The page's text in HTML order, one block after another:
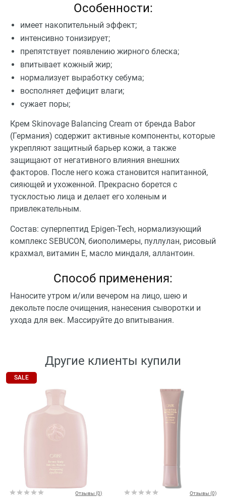
Особенности:
имеет накопительный эффект;
интенсивно тонизирует;
препятствует появлению жирного блеска;
впитывает кожный жир;
нормализует выработку себума;
восполняет дефицит влаги;
сужает поры;
Крем Skinovage Balancing Cream от бренда Babor
(Германия) содержит активные компоненты, которые
укрепляют защитный барьер кожи, а также
защищают от негативного влияния внешних
факторов. После него кожа становится напитанной,
сияющей и ухоженной. Прекрасно борется с
тусклостью лица и делает его холеным и
привлекательным.
Состав: суперпептид Epigen-Tech, нормализующий
комплекс SEBUCON, биополимеры, пуллулан, рисовый
крахмал, витамин E, масло миндаля, аллантоин.
Способ применения:
Наносите утром и/или вечером на лицо, шею и
декольте после очищения, нанесения сыворотки и
ухода для век. Массируйте до впитывания.
Другие клиенты купили
SALE
Отзывы (0) Отзывы (0)